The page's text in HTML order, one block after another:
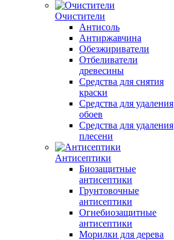
Очистители
Антисоль
Антиржавчина
Обезжириватели
Отбеливатели
древесины
Средства для снятия
краски
Средства для удаления
обоев
Средства для удаления
плесени
Антисептики
Биозащитные
антисептики
Грунтовочные
антисептики
Огнебиозащитные
антисептики
Морилки для дерева